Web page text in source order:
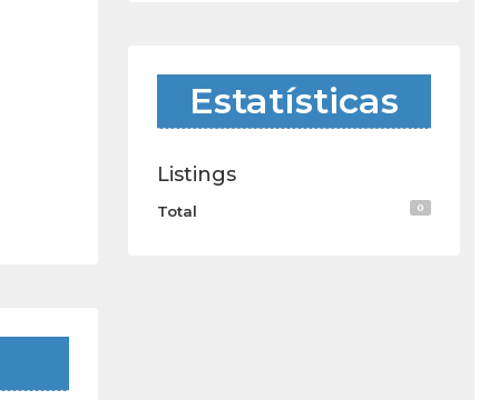
Estatísticas
Listings
Total 0